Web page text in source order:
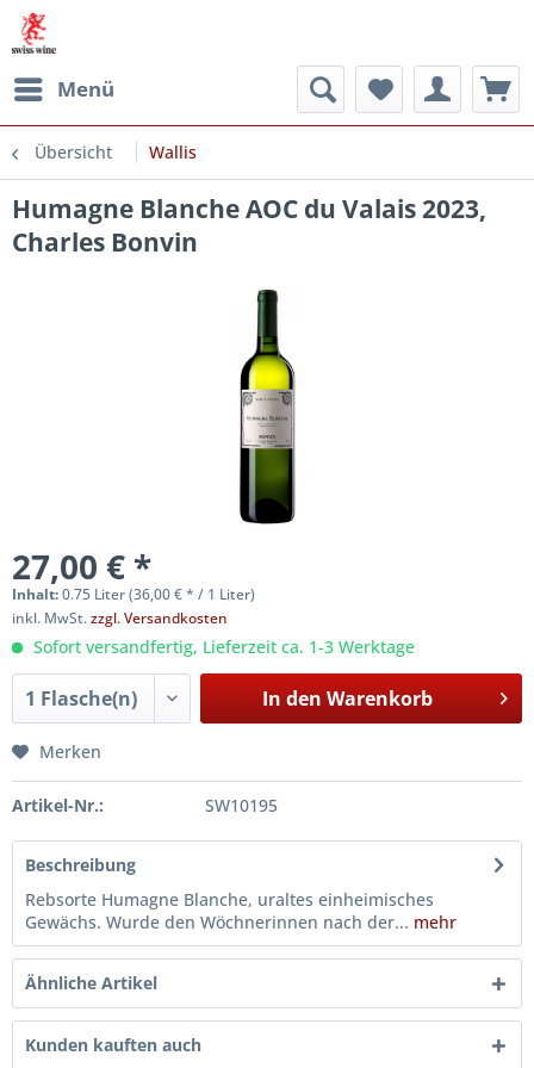
Menü
Übersicht Wallis
Humagne Blanche AOC du Valais 2023,
Charles Bonvin
27,00 € *
Inhalt:0.75 Liter (36,00 € * / 1 Liter)
inkl. MwSt.zzgl. Versandkosten
Sofort versandfertig, Lieferzeit ca. 1-3 Werktage
In den Warenkorb
Merken
Artikel-Nr.: SW10195
Beschreibung
Rebsorte Humagne Blanche, uraltes einheimisches
Gewächs. Wurde den Wöchnerinnen nach der... mehr
Ähnliche Artikel
Kunden kauften auch